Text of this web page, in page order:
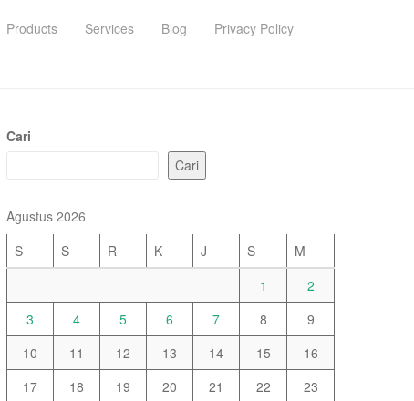
Products Services Blog Privacy Policy
Cari
Cari
Agustus 2026
S
S R K J S
M
1
2
3
4 5 6 7 8
9
10
11 12 13 14 15
16
17
18 19 20 21 22
23